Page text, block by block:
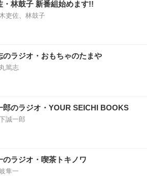
・林鼓子 新番組始めます!!
吏佐、林鼓子
のラジオ・おもちゃのたまや
篤志
郎のラジオ・YOUR SEICHI BOOKS
誠一郎
のラジオ・喫茶トキノワ
隼一